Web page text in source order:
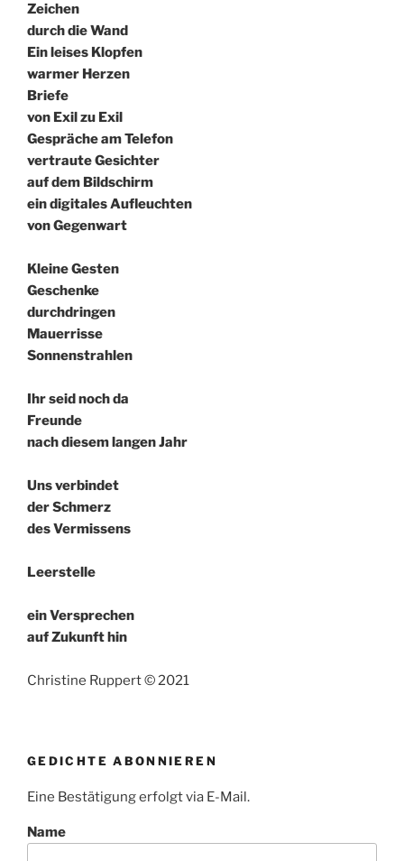
Zeichen
durch die Wand
Ein leises Klopfen
warmer Herzen
Briefe
von Exil zu Exil
Gespräche am Telefon
vertraute Gesichter
auf dem Bildschirm
ein digitales Aufleuchten
von Gegenwart
Kleine Gesten
Geschenke
durchdringen
Mauerrisse
Sonnenstrahlen
Ihr seid noch da
Freunde
nach diesem langen Jahr
Uns verbindet
der Schmerz
des Vermissens
Leerstelle
ein Versprechen
auf Zukunft hin
Christine Ruppert © 2021
GEDICHTE ABONNIEREN
Eine Bestätigung erfolgt via E-Mail.
Name